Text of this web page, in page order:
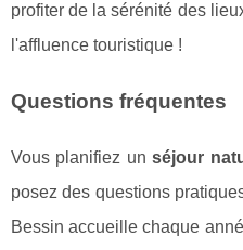
profiter de la sérénité des
l'affluence touristique !
Questions fréquentes
Vous planifiez unséjour
posez des questions
Bessin accueille chaque